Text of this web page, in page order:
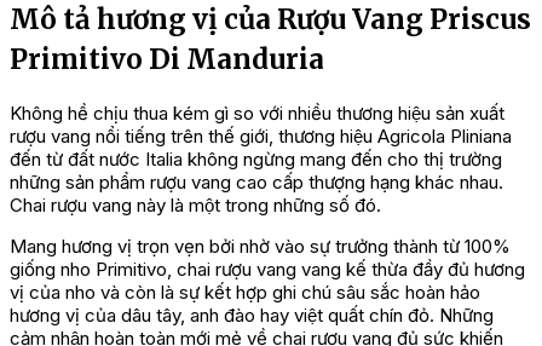
Mô tả hương vị của Rượu Vang Priscus
Primitivo Di Manduria
Không hề chịu thua kém gì so với nhiều thương hiệu sản xuất
rượu vang nổi tiếng trên thế giới, thương hiệu Agricola Pliniana
đến từ đất nước Italia không ngừng mang đến cho thị trường
những sản phẩm rượu vang cao cấp thượng hạng khác nhau.
Chai rượu vang này là một trong những số đó.
Mang hương vị trọn vẹn bởi nhờ vào sự trưởng thành từ 100%
giống nho Primitivo, chai rượu vang vang kế thừa đầy đủ hương
vị của nho và còn là sự kết hợp ghi chú sâu sắc hoàn hảo
hương vị của dâu tây, anh đào hay việt quất chín đỏ. Những
cảm nhận hoàn toàn mới mẻ về chai rượu vang đủ sức khiến